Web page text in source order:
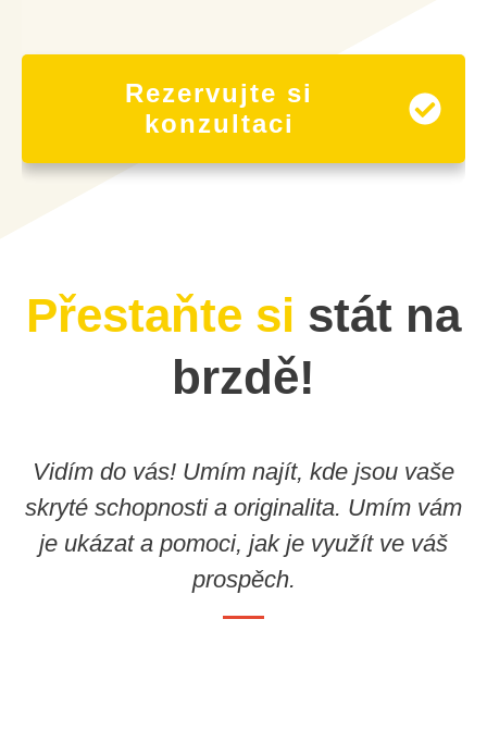
Rezervujte si
konzultaci
Přestaňte si stát na
brzdě!
Vidím do vás! Umím najít, kde jsou vaše
skryté schopnosti a originalita. Umím vám
je ukázat a pomoci, jak je využít ve váš
prospěch.